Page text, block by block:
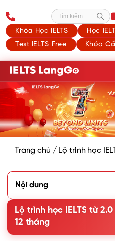
Khóa Học IELTS
Học
Test IELTS Free
Khóa
Tìm kiếm
Trang chủ / Lộ trình học
Nội dung
2. Học IELTS từ 2.0 lên 7.0 mất
3. Lộ trình học IELTS từ 2.0
4. Phương pháp đạt IELTS 7.0
Lộ trình học IELTS từ
12 tháng